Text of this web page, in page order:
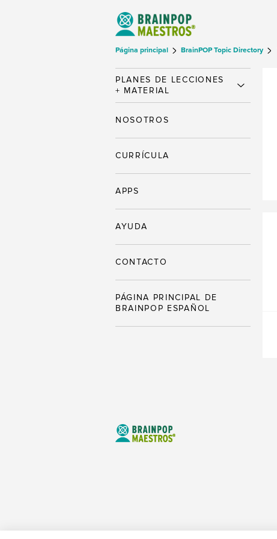
Página principal BrainPOP Topic Directory
PLANES DE LECCIONES
+ MATERIAL
NOSOTROS
CURRÍCULA
APPS
AYUDA
CONTACTO
PÁGINA PRINCIPAL DE
BRAINPOP ESPAÑOL